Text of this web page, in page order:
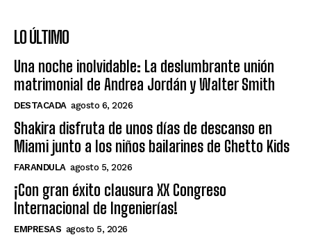
LO ÚLTIMO
Una noche inolvidable: La deslumbrante unión
matrimonial de Andrea Jordán y Walter Smith
DESTACADA agosto 6, 2026
Shakira disfruta de unos días de descanso en
Miami junto a los niños bailarines de Ghetto Kids
FARANDULA agosto 5, 2026
¡Con gran éxito clausura XX Congreso
Internacional de Ingenierías!
EMPRESAS agosto 5, 2026